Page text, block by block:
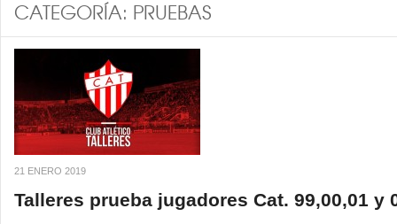
CATEGORÍA: PRUEBAS
21 ENERO 2019
Talleres prueba jugadores Cat. 99,00,01 y